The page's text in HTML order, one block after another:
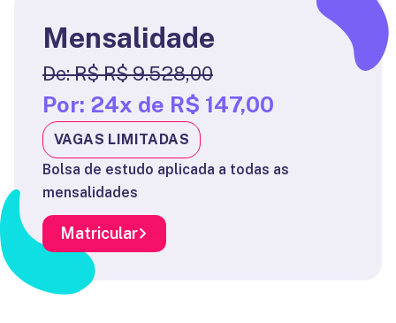
Mensalidade
De:R$ R$ 9.528,00
Por: 24x de R$ 147,00
VAGAS LIMITADAS
Bolsa de estudo aplicada a todas as
mensalidades
Matricular